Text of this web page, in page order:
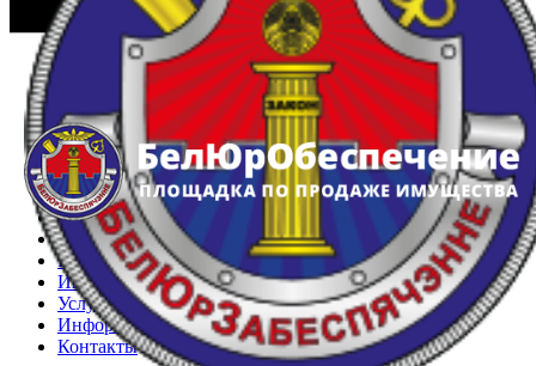
Главная
Арестованное имущество
Реестр несостоявшихся торгов
Реестр переоценок
Частное имущество
Государственное имущество
Интернет-магазин
Интернет-витрина
Услуги
Информация
Контакты